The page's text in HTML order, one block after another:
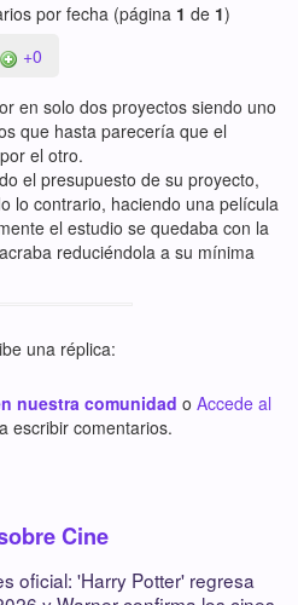
por fecha (página 1 de 1)
+0
en solo dos proyectos siendo uno
que hasta parecería que el
el otro.
el presupuesto de su proyecto,
lo contrario, haciendo una película
el estudio se quedaba con la
reduciéndola a su mínima
una réplica:
nuestra comunidad o Accede al
escribir comentarios.
Cine
oficial: 'Harry Potter' regresa